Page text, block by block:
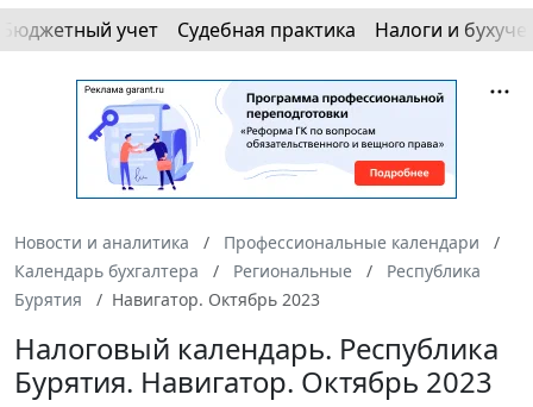
Бюджетный учет Судебная практика Налоги и
Новости и аналитика
Профессиональные календари
Календарь бухгалтера
Региональные
Республика
Бурятия
Навигатор. Октябрь 2023
Налоговый календарь. Республика
Бурятия. Навигатор. Октябрь 2023